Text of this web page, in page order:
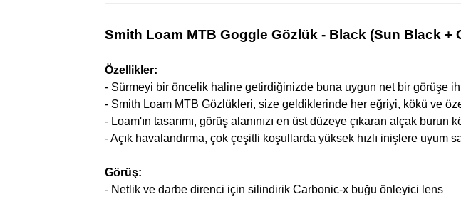
Smith Loam MTB Goggle Gözlük - Black (Sun Black +
Özellikler:
- Sürmeyi bir öncelik haline getirdiğinizde buna uygun net bir görüşe
- Smith Loam MTB Gözlükleri, size geldiklerinde her eğriyi, kökü ve
- Loam'ın tasarımı, görüş alanınızı en üst düzeye çıkaran alçak
- Açık havalandırma, çok çeşitli koşullarda yüksek hızlı inişlere
Görüş:
- Netlik ve darbe direnci için silindirik Carbonic-x buğu önleyici lens